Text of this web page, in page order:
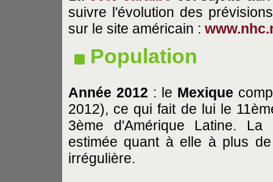
suivre l'évolution des
sur le site américain :
Population
Année 2012 : le Mexique
2012), ce qui fait de lui le
3ème d'Amérique Latine.
estimée quant à elle à plus
irrégulière.